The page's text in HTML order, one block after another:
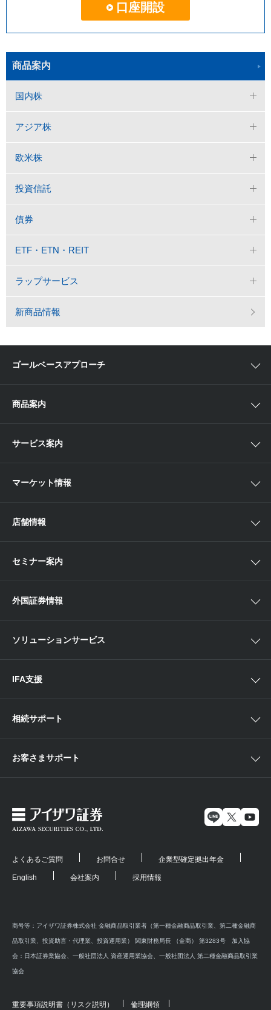
口座開設
商品案内
国内株
アジア株
欧米株
投資信託
債券
ETF・ETN・REIT
ラップサービス
新商品情報
ゴールベースアプローチ
αポート
商品案内
欧米株
ETF・ETN・REIT
ラップサービス
新商品情報
サービス案内
取引ツール
各種お手続き
便利なサービス
当社サービスのご利用にあたって
マーケット情報
店舗情報
近畿
セミナー案内
外国証券情報
ソリューションサービス
IFA支援
相続サポート
お客さまサポート
よくあるご質問 お問合せ 企業型確定拠出年金
English 会社案内 採用情報
商号等：アイザワ証券株式会社 金融商品取引業者（第一種金融商品取引業、第二種金融商
品取引業、投資助言・代理業、投資運用業） 関東財務局長 （金商） 第3283号 加入協
会：日本証券業協会、一般社団法人 資産運用業協会、一般社団法人 第二種金融商品取引業
協会
重要事項説明書（リスク説明） 倫理綱領